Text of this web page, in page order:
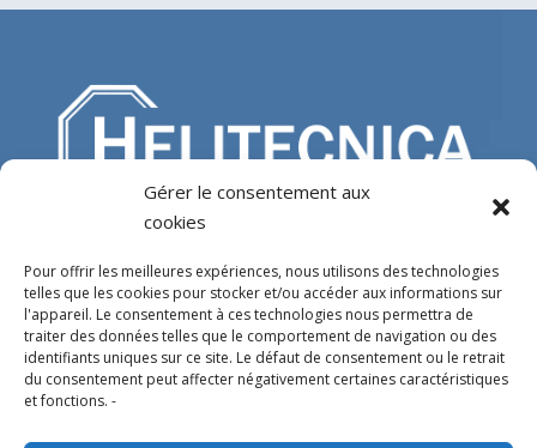
Gérer le consentement aux
cookies
Pour offrir les meilleures expériences, nous utilisons des technologies
telles que les cookies pour stocker et/ou accéder aux informations sur
l'appareil. Le consentement à ces technologies nous permettra de
traiter des données telles que le comportement de navigation ou des
identifiants uniques sur ce site. Le défaut de consentement ou le retrait
du consentement peut affecter négativement certaines caractéristiques
et fonctions. -
Experts en conception, fabrication et fourniture
d’hélistations en aluminium et d’équipements
correspondants pour l’industrie offshore et le
secteur hospitalier.
SIÈGE SOCIAL